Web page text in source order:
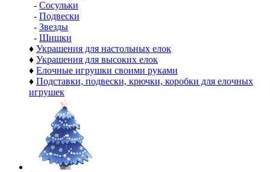
- Сосульки
- Подвески
- Звезды
- Шишки
♦ Украшения для настольных елок
♦ Украшения для высоких елок
♦ Елочные игрушки своими руками
♦ Подставки, подвески, крючки, коробки для елочных
игрушек